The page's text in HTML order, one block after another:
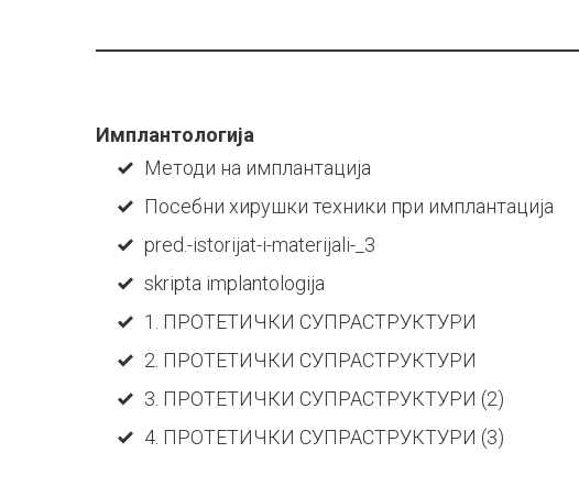
Имплантологија
Методи на имплантација
Посебни хирушки техники при имплантација
pred.-istorijat-i-materijali-_3
skripta implantologija
1. ПРОТЕТИЧКИ СУПРАСТРУКТУРИ
2. ПРОТЕТИЧКИ СУПРАСТРУКТУРИ
3. ПРОТЕТИЧКИ СУПРАСТРУКТУРИ (2)
4. ПРОТЕТИЧКИ СУПРАСТРУКТУРИ (3)